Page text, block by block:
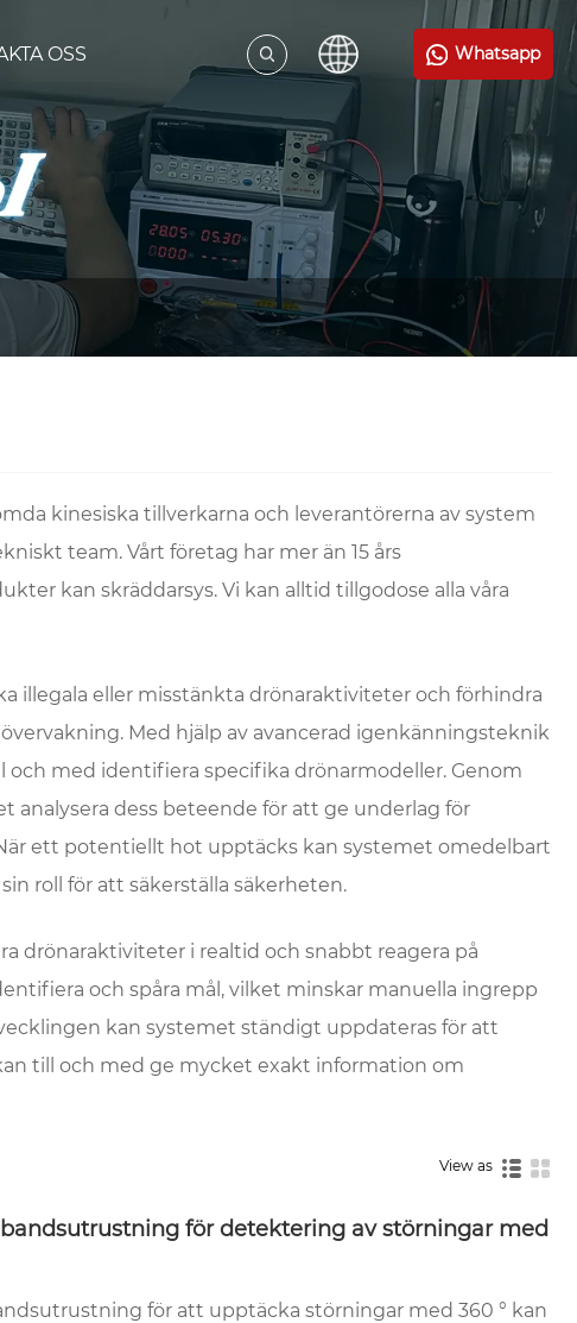
OSS Whatsapp
kinesiska tillverkarna och leverantörerna av system
team. Vårt företag har mer än 15 års
kan skräddarsys. Vi kan alltid tillgodose alla våra
illegala eller misstänkta drönaraktiviteter och förhindra
Med hjälp av avancerad igenkänningsteknik
med identifiera specifika drönarmodeller. Genom
analysera dess beteende för att ge underlag för
ett potentiellt hot upptäcks kan systemet omedelbart
roll för att säkerställa säkerheten.
drönaraktiviteter i realtid och snabbt reagera på
och spåra mål, vilket minskar manuella ingrepp
kan systemet ständigt uppdateras för att
till och med ge mycket exakt information om
View as
för detektering av störningar med
för att upptäcka störningar med 360 ° kan